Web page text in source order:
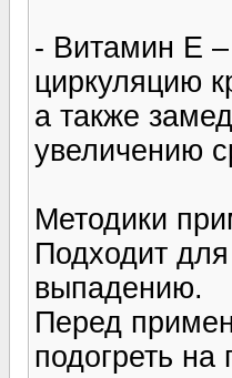
- Витамин Е –
циркуляцию
а также
увеличению
Методики
Подходит
выпадению.
Перед
подогреть